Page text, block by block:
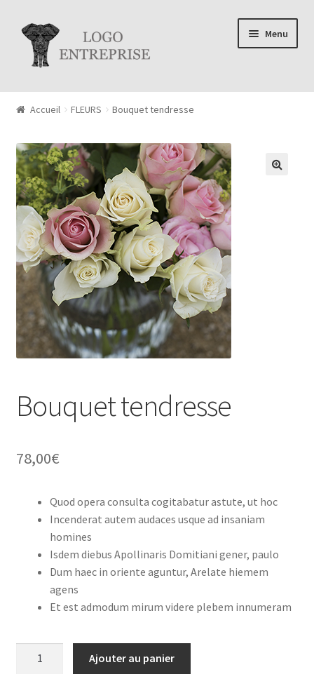
Aller à la navigation
Aller au contenu Menu
Accueil FLEURS Bouquet tendresse
Bouquet tendresse
78,00€
Quod opera consulta cogitabatur astute, ut hoc
Incenderat autem audaces usque ad insaniam
homines
Isdem diebus Apollinaris Domitiani gener, paulo
Dum haec in oriente aguntur, Arelate hiemem
agens
Et est admodum mirum videre plebem innumeram
Quantité Ajouter au panier